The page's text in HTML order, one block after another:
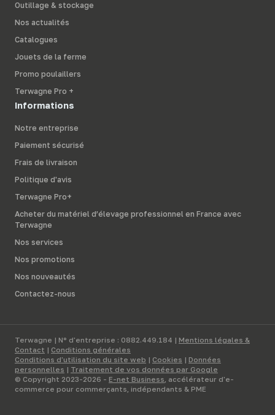
Outillage & stockage
Nos actualités
Catalogues
Jouets de la ferme
Promo poulaillers
Terwagne Pro +
Informations
Notre entreprise
Paiement sécurisé
Frais de livraison
Politique d'avis
Terwagne Pro+
Acheter du matériel d’élevage professionnel en France avec
Terwagne
Nos services
Nos promotions
Nos nouveautés
Contactez-nous
Terwagne | N° d'entreprise : 0882.449.184 | Mentions légales &
Contact | Conditions générales
Conditions d'utilisation du site web | Cookies | Données
personnelles | Traitement de vos données par Google
© Copyright 2023-2026 - E-net Business , accélérateur d'e-
commerce pour commerçants, indépendants & PME